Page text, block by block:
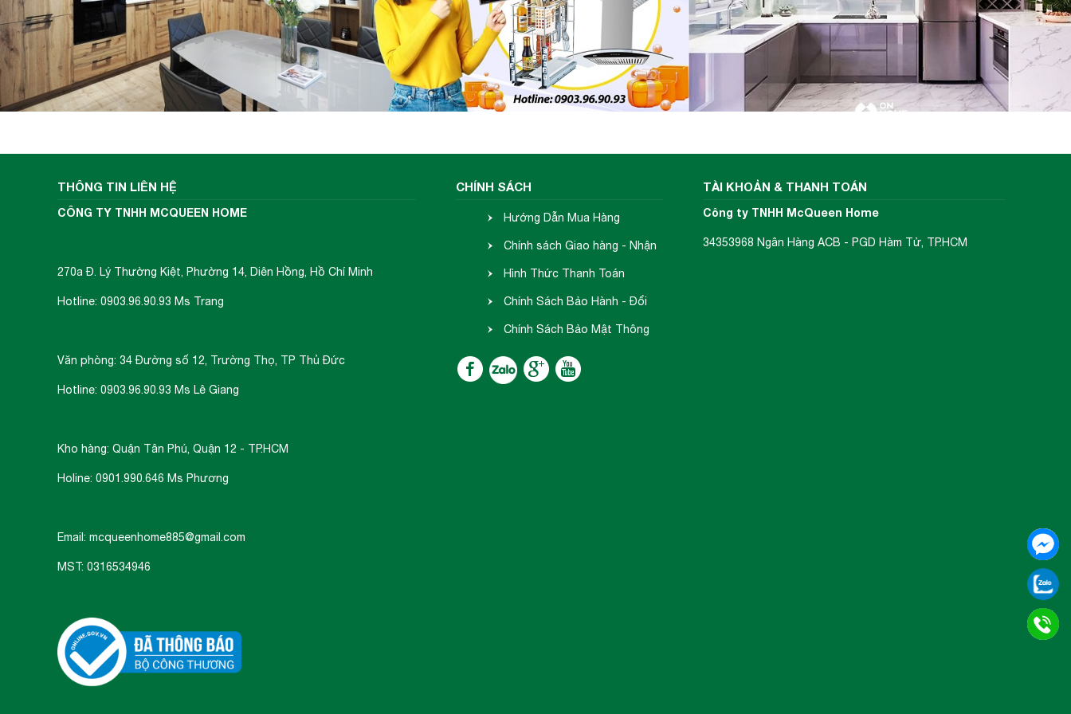
- Xuất xứ: China
Với những thông số và đặc tính kỹ thuật trên thì có thể khẳng định sản phẩm chậu rửa chén Malloca
MS 1001 New là lựa chọn tuyệt vời cho những nhà nội trợ, những người chủ của không gian nhà bếp.
HOTLINE/ZALO:
THÔNG TIN LIÊN HỆ
CÔNG TY TNHH MCQUEEN HOME
270a Đ. Lý Thường Kiệt, Phường 14, Diên Hồng, Hồ Chí Minh
Hotline: 0903.96.90.93 Ms Trang
Văn phòng: 34 Đường số 12, Trường Thọ, TP Thủ Đức
Hotline: 0903.96.90.93 Ms Lê Giang
Kho hàng: Quận Tân Phú, Quận 12 - TP.HCM
Holine: 0901.990.646 Ms Phương
Email: mcqueenhome885@gmail.com
MST: 0316534946
CHÍNH SÁCH
Hướng Dẫn Mua Hàng
Chính sách Giao hàng - Nhận
hàng
Hình Thức Thanh Toán
Chính Sách Bảo Hành - Đổi
Trả
Chính Sách Bảo Mật Thông
Tin
TÀI KHOẢN & THANH TOÁN
Công ty TNHH McQueen Home
34353968 Ngân Hàng ACB - PGD Hàm Tử, TP.HCM